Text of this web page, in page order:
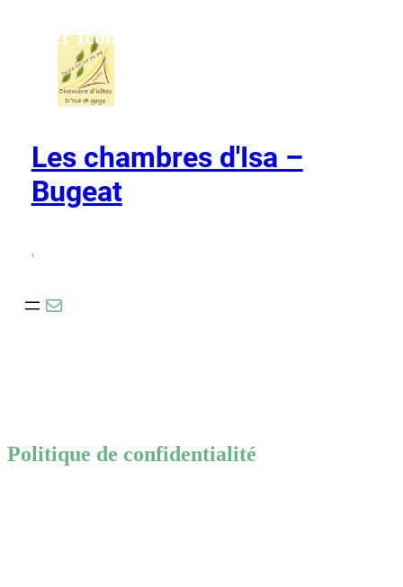
Ho,ver Icons
Les chambres d'Isa –
Bugeat
,
E-mail
Politique de confidentialité